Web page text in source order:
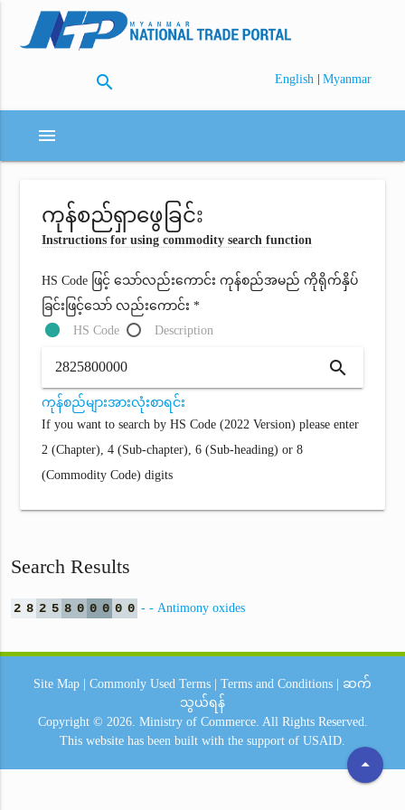
search English | Myanmar
menu
ကုန်စည်ရှာဖွေခြင်း
Instructions for using commodity search function
HS Code ဖြင့် သော်လည်းကောင်း ကုန်စည်အမည် ကိုရိုက်နှိပ်
ခြင်းဖြင့်သော် လည်းကောင်း *
HS Code
Description
search
ကုန်စည်များအားလုံးစာရင်း
If you want to search by HS Code (2022 Version) please enter
2 (Chapter), 4 (Sub-chapter), 6 (Sub-heading) or 8
(Commodity Code) digits
Search Results
2 8 2 5 8 0 0 0 0 0 - - Antimony oxides
arrow_drop_up
Site Map Commonly Used Terms Terms and Conditions
ဆက်
သွယ်ရန်
Copyright © 2026. Ministry of Commerce. All Rights Reserved.
This website has been built with the support of USAID.